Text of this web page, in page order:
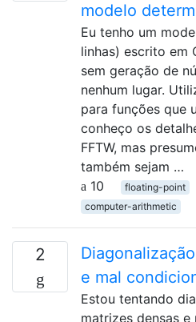
modelo
Eu tenho um
linhas) escrito em
sem geração de
nenhum lugar.
para funções que
conheço os
FFTW, mas
também sejam …
10
floating-point
computer-arithmetic
2
e mal
Estou tentando
matrizes densas